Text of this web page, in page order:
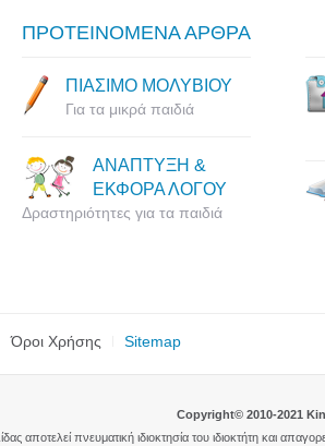
ΠΡΟΤΕΙΝΟΜΕΝΑ ΑΡΘΡΑ
ΠΙΑΣΙΜΟ ΜΟΛΥΒΙΟΥ
Για τα μικρά παιδιά
ΑΝΑΠΤΥΞΗ &
ΕΚΦΟΡΑ ΛΟΓΟΥ
Δραστηριότητες για τα παιδιά
Όροι Χρήσης Sitemap
Copyright© 2010-2021
αποτελεί πνευματική ιδιοκτησία του ιδιοκτήτη και